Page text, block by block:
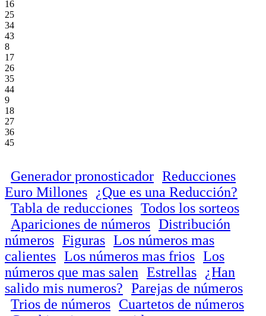
16
25
34
43
8
17
26
35
44
9
18
27
36
45
Generador pronosticador Reducciones
Euro Millones
¿Que es una Reducción?
Tabla de reducciones Todos los sorteos
Apariciones de números Distribución
números Figuras Los números mas
calientes Los números mas frios Los
números que mas salen Estrellas
¿Han
salido mis numeros? Parejas de números
Trios de números Cuartetos de números